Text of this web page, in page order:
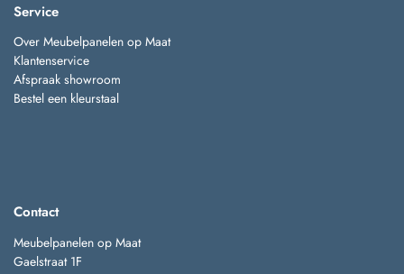
Service
Over Meubelpanelen op Maat
Klantenservice
Afspraak showroom
Bestel een kleurstaal
Contact
Meubelpanelen op Maat
Gaelstraat 1F